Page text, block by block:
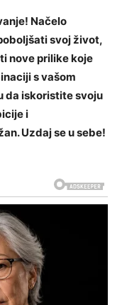
Načelo
svoj život,
nove prilike koje
s vašom
da iskoristite svoju
i
Uzdaj se u sebe!